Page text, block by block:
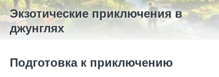
Экзотические приключения в
джунглях
Подготовка к приключению